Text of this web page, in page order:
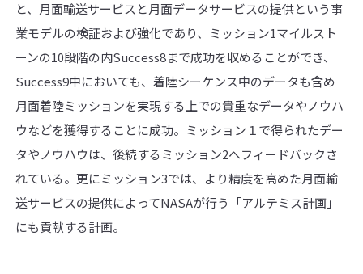
と、月面輸送サービスと月面データサービスの提供という事
業モデルの検証および強化であり、ミッション1マイルスト
ーンの10段階の内Success8まで成功を収めることができ、
Success9中においても、着陸シーケンス中のデータも含め
月面着陸ミッションを実現する上での貴重なデータやノウハ
ウなどを獲得することに成功。ミッション１で得られたデー
タやノウハウは、後続するミッション2へフィードバックさ
れている。更にミッション3では、より精度を高めた月面輸
送サービスの提供によってNASAが行う「アルテミス計画」
にも貢献する計画。